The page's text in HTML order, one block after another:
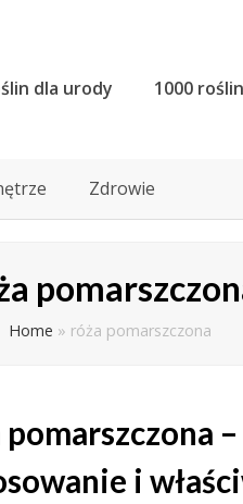
dla urody 1000
Zdrowie
Home » róża pomarszczona
pomarszczona –
i